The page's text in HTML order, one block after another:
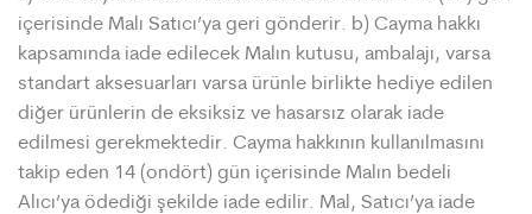
içerisinde Malı Satıcı’ya geri gönderir. b) Cayma hakkı
kapsamında iade edilecek Malın kutusu, ambalajı, varsa
standart aksesuarları varsa ürünle birlikte hediye edilen
diğer ürünlerin de eksiksiz ve hasarsız olarak iade
edilmesi gerekmektedir. Cayma hakkının kullanılmasını
takip eden 14 (ondört) gün içerisinde Malın bedeli
Alıcı’ya ödediği şekilde iade edilir. Mal, Satıcı’ya iade